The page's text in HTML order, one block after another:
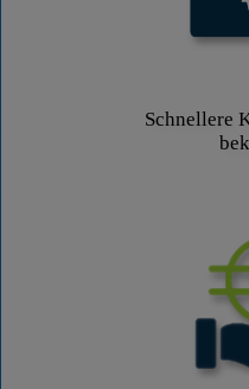
Schnellere